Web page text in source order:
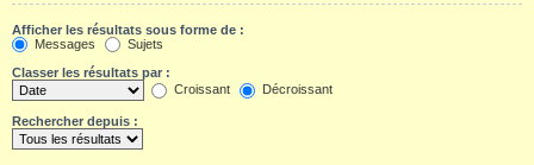
Afficher les résultats sous forme de :
Messages
Sujets
Classer les résultats par :
Croissant
Décroissant
Rechercher depuis :